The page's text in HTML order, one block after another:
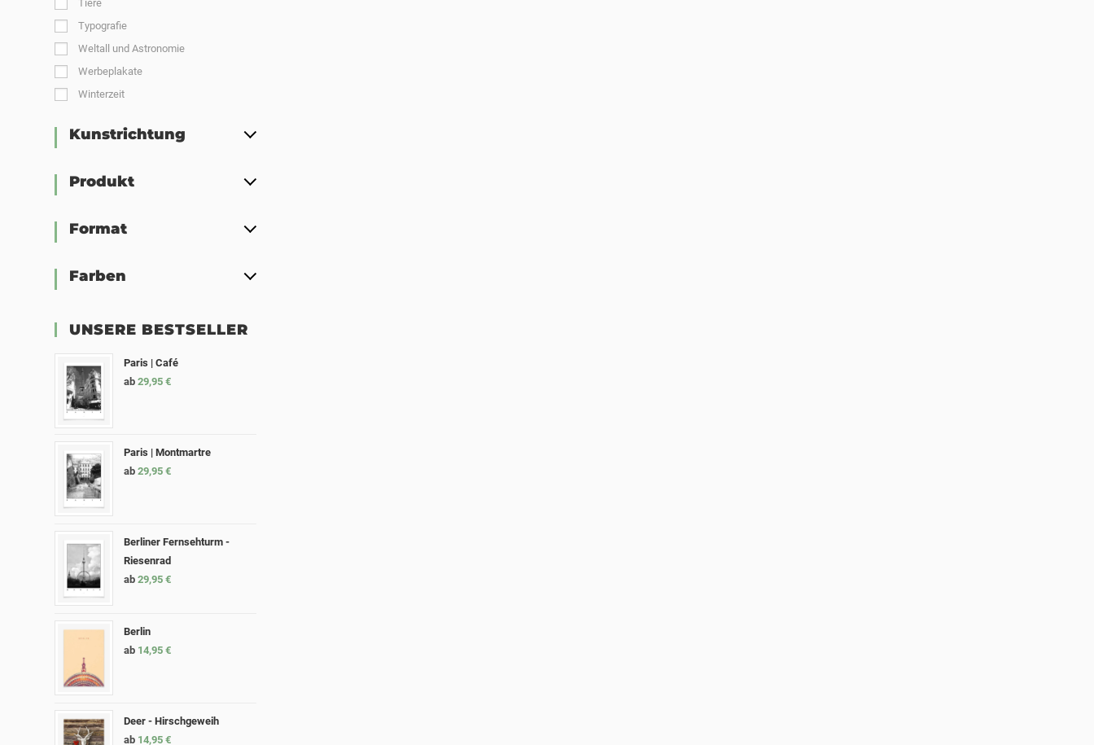
Tiere
Typografie
Weltall und Astronomie
Werbeplakate
Winterzeit
Kunstrichtung
Produkt
Format
Farben
UNSERE BESTSELLER
Paris | Café
ab29,95€
Paris | Montmartre
ab29,95€
Berliner Fernsehturm -
Riesenrad
ab29,95€
Berlin
ab 14,95€
Deer - Hirschgeweih
ab 14,95€